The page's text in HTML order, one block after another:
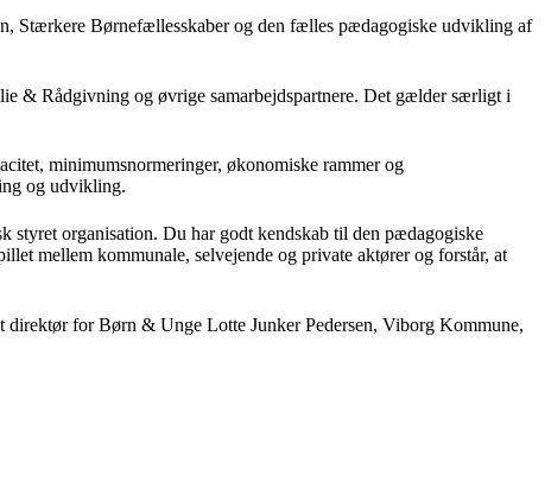
Stærkere Børnefællesskaber og den fælles pædagogiske udvikling af
& Rådgivning og øvrige samarbejdspartnere. Det gælder særligt i
minimumsnormeringer, økonomiske rammer og
og udvikling.
organisation. Du har godt kendskab til den pædagogiske
mellem kommunale, selvejende og private aktører og forstår, at
direktør for Børn & Unge Lotte Junker Pedersen, Viborg Kommune,